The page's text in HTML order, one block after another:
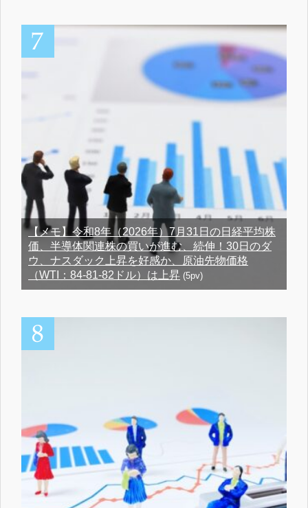
【メモ】令和8年（2026年）7月31日の日経平均株
価、半導体関連株の買いが進む、続伸！30日のダ
ウ、ナスダック上昇を好感か、原油先物価格
（WTI：84-81-82ドル）は上昇 (5pv)